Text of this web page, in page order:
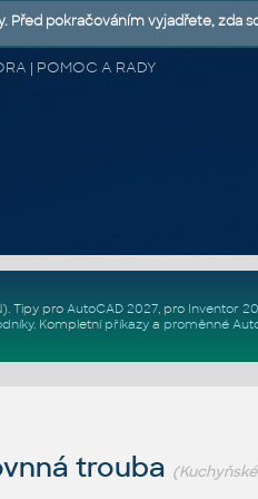
| POMOC A RADY
. Tipy pro AutoCAD 2027, pro Inventor
. Kompletní příkazya proměnné
trouba
pokračováním vyjadřete, zda